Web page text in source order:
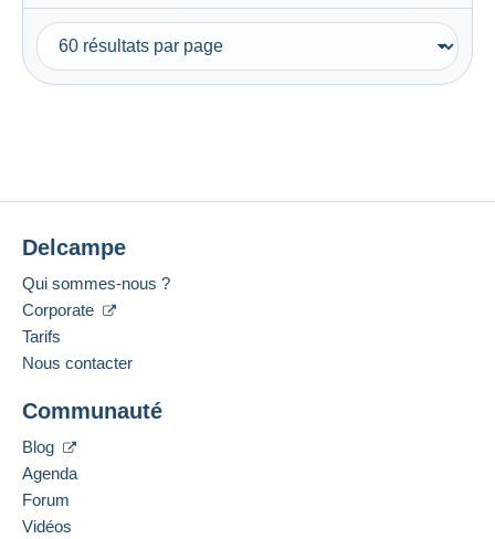
Delcampe
Qui sommes-nous ?
Corporate
Tarifs
Nous contacter
Communauté
Blog
Agenda
Forum
Vidéos